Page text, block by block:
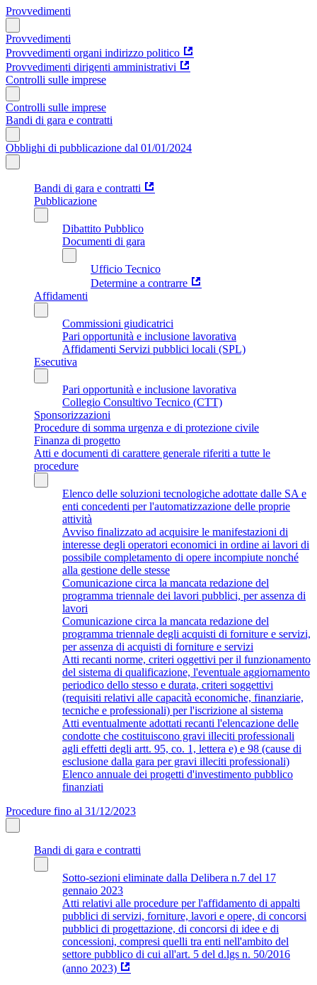
Provvedimenti
Provvedimenti
Provvedimenti organi indirizzo politico
Provvedimenti dirigenti amministrativi
Controlli sulle imprese
Controlli sulle imprese
Bandi di gara e contratti
Obblighi di pubblicazione dal 01/01/2024
Bandi di gara e contratti
Pubblicazione
Dibattito Pubblico
Documenti di gara
Ufficio Tecnico
Determine a contrarre
Affidamenti
Commissioni giudicatrici
Pari opportunità e inclusione lavorativa
Affidamenti Servizi pubblici locali (SPL)
Esecutiva
Pari opportunità e inclusione lavorativa
Collegio Consultivo Tecnico (CTT)
Sponsorizzazioni
Procedure di somma urgenza e di protezione civile
Finanza di progetto
Atti e documenti di carattere generale riferiti a tutte le
procedure
Elenco delle soluzioni tecnologiche adottate dalle SA e
enti concedenti per l'automatizzazione delle proprie
attività
Avviso finalizzato ad acquisire le manifestazioni di
interesse degli operatori economici in ordine ai lavori di
possibile completamento di opere incompiute nonché
alla gestione delle stesse
Comunicazione circa la mancata redazione del
programma triennale dei lavori pubblici, per assenza di
lavori
Comunicazione circa la mancata redazione del
programma triennale degli acquisti di forniture e servizi,
per assenza di acquisti di forniture e servizi
Atti recanti norme, criteri oggettivi per il funzionamento
del sistema di qualificazione, l'eventuale aggiornamento
periodico dello stesso e durata, criteri soggettivi
(requisiti relativi alle capacità economiche, finanziarie,
tecniche e professionali) per l'iscrizione al sistema
Atti eventualmente adottati recanti l'elencazione delle
condotte che costituiscono gravi illeciti professionali
agli effetti degli artt. 95, co. 1, lettera e) e 98 (cause di
esclusione dalla gara per gravi illeciti professionali)
Elenco annuale dei progetti d'investimento pubblico
finanziati
Procedure fino al 31/12/2023
Bandi di gara e contratti
Sotto-sezioni eliminate dalla Delibera n.7 del 17
gennaio 2023
Atti relativi alle procedure per l'affidamento di appalti
pubblici di servizi, forniture, lavori e opere, di concorsi
pubblici di progettazione, di concorsi di idee e di
concessioni, compresi quelli tra enti nell'ambito del
settore pubblico di cui all'art. 5 del d.lgs n. 50/2016
(anno 2023)